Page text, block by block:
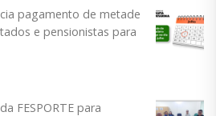
pagamento de metade
e pensionistas para
FESPORTE para